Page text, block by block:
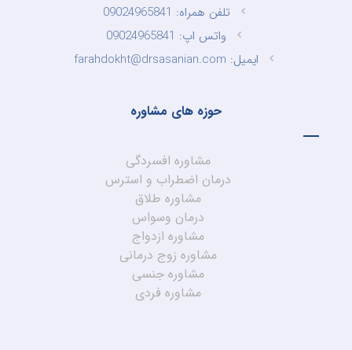
تلفن همراه: 09024965841
واتس اپ: 09024965841
ایمیل: farahdokht@drsasanian.com
حوزه های مشاوره
مشاوره افسردگی
درمان اضطراب و استرس
مشاوره طلاق
درمان وسواس
مشاوره ازدواج
مشاوره زوج درمانی
مشاوره جنسی
مشاوره فردی